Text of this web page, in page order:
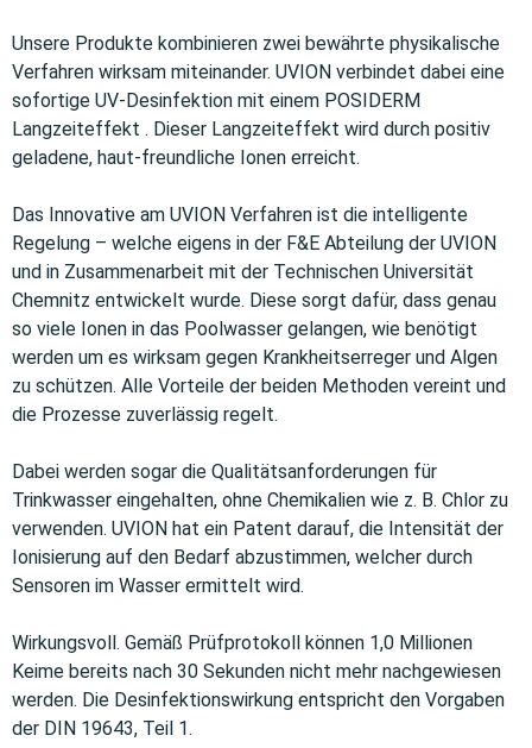
Unsere Produkte kombinieren zwei bewährte physikalische
Verfahren wirksam miteinander. UVION verbindet dabei eine
sofortige UV-Desinfektion mit einem POSIDERM
Langzeiteffekt . Dieser Langzeiteffekt wird durch positiv
geladene, haut-freundliche Ionen erreicht.
Das Innovative am UVION Verfahren ist die intelligente
Regelung – welche eigens in der F&E Abteilung der UVION
und in Zusammenarbeit mit der Technischen Universität
Chemnitz entwickelt wurde. Diese sorgt dafür, dass genau
so viele Ionen in das Poolwasser gelangen, wie benötigt
werden um es wirksam gegen Krankheitserreger und Algen
zu schützen. Alle Vorteile der beiden Methoden vereint und
die Prozesse zuverlässig regelt.
Dabei werden sogar die Qualitätsanforderungen für
Trinkwasser eingehalten, ohne Chemikalien wie z. B. Chlor zu
verwenden. UVION hat ein Patent darauf, die Intensität der
Ionisierung auf den Bedarf abzustimmen, welcher durch
Sensoren im Wasser ermittelt wird.
Wirkungsvoll. Gemäß Prüfprotokoll können 1,0 Millionen
Keime bereits nach 30 Sekunden nicht mehr nachgewiesen
werden. Die Desinfektionswirkung entspricht den Vorgaben
der DIN 19643, Teil 1.